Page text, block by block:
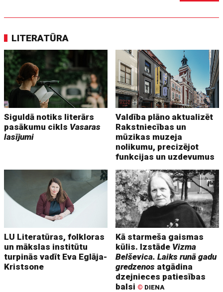
LITERATŪRA
Siguldā notiks literārs
pasākumu cikls Vasaras
lasījumi
Valdība plāno aktualizēt
Rakstniecības un
mūzikas muzeja
nolikumu, precizējot
funkcijas un uzdevumus
LU Literatūras, folkloras
un mākslas institūtu
turpinās vadīt Eva Eglāja-
Kristsone
Kā starmeša gaismas
kūlis. Izstāde Vizma
Belševica. Laiks runā gadu
gredzenos atgādina
dzejnieces patiesības
balsi © DIENA